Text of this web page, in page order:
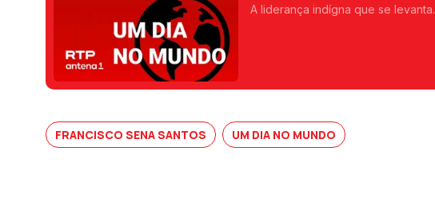
A liderança indígna que se levanta.
FRANCISCO SENA SANTOS UM DIA NO MUNDO